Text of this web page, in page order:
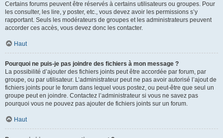
Certains forums peuvent être réservés à certains utilisateurs ou groupes. Pour
les consulter, les lire, y poster, etc., vous devez avoir les permissions s’y
rapportant. Seuls les modérateurs de groupes et les administrateurs peuvent
accorder ces accès, vous devez donc les contacter.
Haut
Pourquoi ne puis-je pas joindre des fichiers à mon message ?
La possibilité d’ajouter des fichiers joints peut être accordée par forum, par
groupe, ou par utilisateur. L’administrateur peut ne pas avoir autorisé l’ajout de
fichiers joints pour le forum dans lequel vous postez, ou peut-être que seul un
groupe peut en joindre. Contactez l’administrateur si vous ne savez pas
pourquoi vous ne pouvez pas ajouter de fichiers joints sur un forum.
Haut